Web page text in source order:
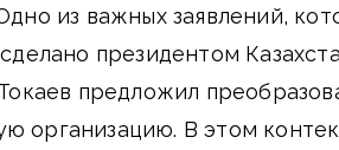
из важных заявлений,
президентом
предложил
организацию. В этом